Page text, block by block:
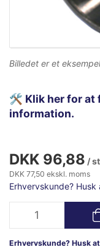
Billedet er et
🛠️ Klik her for at
information.
DKK 96,88 /
DKK 77,50 ekskl. moms
Erhvervskunde?
Erhvervskunde? Husk